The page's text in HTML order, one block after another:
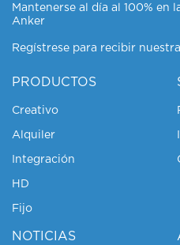
Mantenerse al día al 100% en
Anker
Regístrese para recibir
PRODUCTOS
Creativo
Alquiler
Integración
HD
Fijo
NOTICIAS